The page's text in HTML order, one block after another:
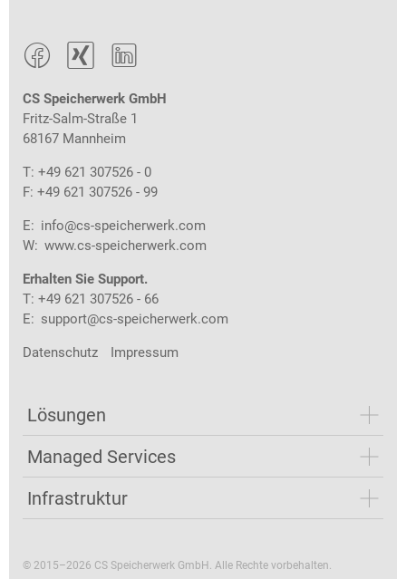
  
CS Speicherwerk GmbH
Fritz-Salm-Straße 1
68167 Mannheim
T: +49 621 307526 - 0
F: +49 621 307526 - 99
E: info@cs-speicherwerk.com
W: www.cs-speicherwerk.com
Erhalten Sie Support.
T: +49 621 307526 - 66
E: support@cs-speicherwerk.com
Datenschutz Impressum
Lösungen
Managed Services
Infrastruktur
© 2015–2026 CS Speicherwerk GmbH. Alle Rechte vorbehalten.